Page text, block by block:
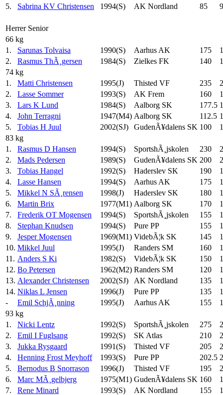
5.
Sabrina KV Christensen 1994(S) AK Nordland 85
Herrer Senior
66 kg
1.
Sarunas Tolvaisa 1990(S) Aarhus AK 175
2.
Rasmus ThÃ¸gersen 1984(S) Zielkes FK 140
74 kg
1.
Matti Christensen 1995(J) Thisted VF 235
2.
Lasse Sommer 1993(S) AK Frem 160
3.
Lars K Lund 1984(S) Aalborg SK 177.5
4.
John Terragni 1947(M4) Aalborg SK 112.5
5.
Tobias H Juul 2002(SJ) GudenÃ¥dalens SK 100
83 kg
1.
Rasmus D Hansen 1994(S) SportshÃ¸jskolen 230
2.
Mads Pedersen 1989(S) GudenÃ¥dalens SK 200
3.
Tobias Hangel 1992(S) Haderslev SK 190
4.
Lasse Hansen 1994(S) Aarhus AK 175
5.
Mikkel N SÃ¸rensen 1998(J) Haderslev SK 180
6.
Martin Brix 1977(M1) Aalborg SK 170
7.
Frederik OT Mogensen 1994(S) SportshÃ¸jskolen 155
8.
Stephan Knudsen 1994(S) Pure PP 155
9.
Jesper Mogensen 1969(M1) VidebÃ¦k SK 145
10. Mikkel Juul 1995(J) Randers SM 160
11. Anders S Ki 1982(S) VidebÃ¦k SK 150
12. Bo Petersen 1962(M2) Randers SM 120
13. Alexander Christensen 2002(SJ) AK Nordland 135
14. Niklas L Jensen 1996(J) Pure PP 135
-
Emil SchjÃ¸nning 1995(J) Aarhus AK 155
93 kg
1.
Nicki Lentz 1992(S) SportshÃ¸jskolen 275
2.
Emil I Fuglsang 1992(S) SK Atlas 210
3.
Jukka Rysgaard 1991(S) Thisted VF 205
4.
Henning Frost Meyhoff 1993(S) Pure PP 202.5
5.
Bernodus B Snorrason 1996(J) Thisted VF 195
6.
Marc MÃ¸gelbjerg 1975(M1) GudenÃ¥dalens SK 160
7.
Rene Minard 1993(S) AK Nordland 155